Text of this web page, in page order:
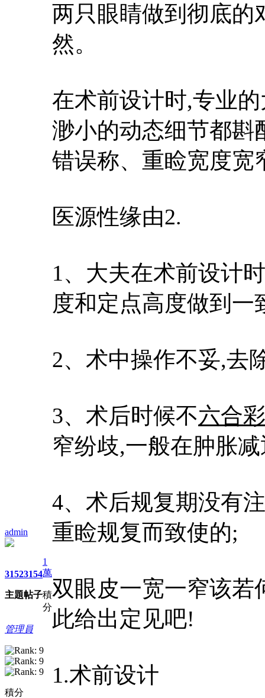
admin
3152
主題
3154
帖子
1
萬
積
分
管理員
積分
两只眼睛做到彻底的
然。
在术前设计时,专业
渺小的动态细节都斟
错误称、重睑宽度宽
医源性缘由2.
1、大夫在术前设计
度和定点高度做到一
2、术中操作不妥,去
3、术后时候不六合彩
窄纷歧,一般在肿胀
4、术后规复期没有
重睑规复而致使的;
双眼皮一宽一窄该若
此给出定见吧!
1.术前设计